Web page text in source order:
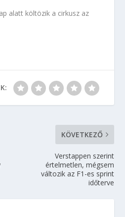
alatt költözik a cirkusz az
KÖVETKEZŐ
Verstappen szerint
értelmetlen, mégsem
változik az F1-es sprint
időterve